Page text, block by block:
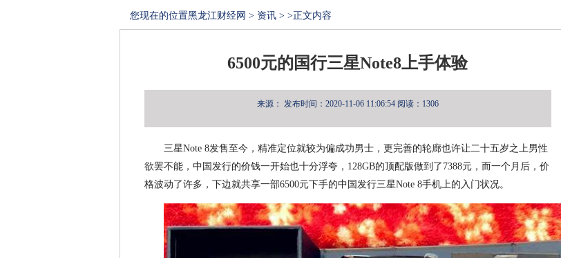
您现在的位置黑龙江财经网 > 资讯 > >正文内容
6500元的国行三星Note8上手体验
来源： 发布时间：2020-11-06 11:06:54 阅读：1306
三星Note 8发售至今，精准定位就较为偏成功男士，更完善的轮廊也许让二十五岁之上男性
欲罢不能，中国发行的价钱一开始也十分浮夸，128GB的顶配版做到了7388元，而一个月后，价
格波动了许多，下边就共享一部6500元下手的中国发行三星Note 8手机上的入门状况。